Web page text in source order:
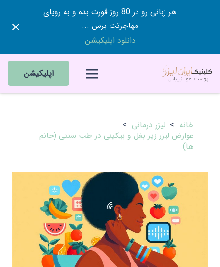
هر زبانی رو در 80 روز قورت بده و به رویای
مهاجرتت برس ...
دانلود اپلیکیشن
اپلیکیشن
خانه > لیزر درمانی >
عوارض لیزر زیر بغل و بیکینی در طب سنتی (خانم
ها)